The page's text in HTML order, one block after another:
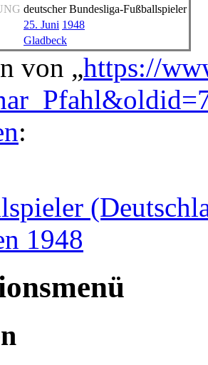
deutscher Bundesliga-Fußballspieler
25. Juni 1948
Gladbeck
von „https://
:
1948